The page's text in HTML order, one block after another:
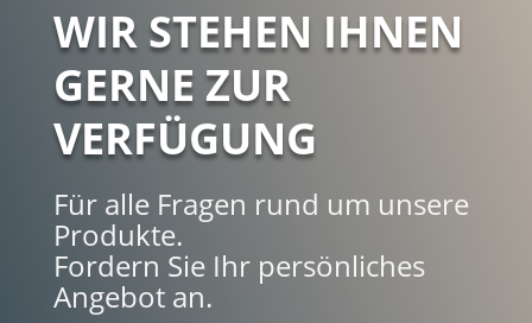
WIR STEHEN IHNEN
GERNE ZUR
VERFÜGUNG
Für alle Fragen rund um unsere
Produkte.
Fordern Sie Ihr persönliches
Angebot an.